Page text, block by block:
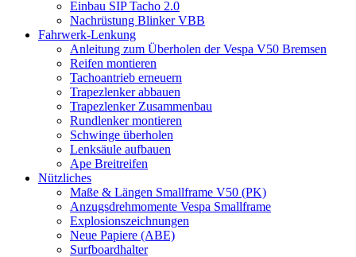
Einbau SIP Tacho 2.0
Nachrüstung Blinker VBB
Fahrwerk-Lenkung
Anleitung zum Überholen der Vespa V50 Bremsen
Reifen montieren
Tachoantrieb erneuern
Trapezlenker abbauen
Trapezlenker Zusammenbau
Rundlenker montieren
Schwinge überholen
Lenksäule aufbauen
Ape Breitreifen
Nützliches
Maße & Längen Smallframe V50 (PK)
Anzugsdrehmomente Vespa Smallframe
Explosionszeichnungen
Neue Papiere (ABE)
Surfboardhalter